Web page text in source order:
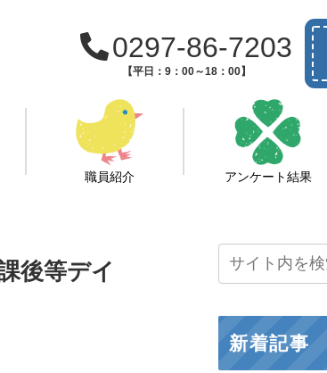
0297-86-7203
【平日：9：00～18：00】
職員紹介 アンケート結果
後等デイ
新着記事